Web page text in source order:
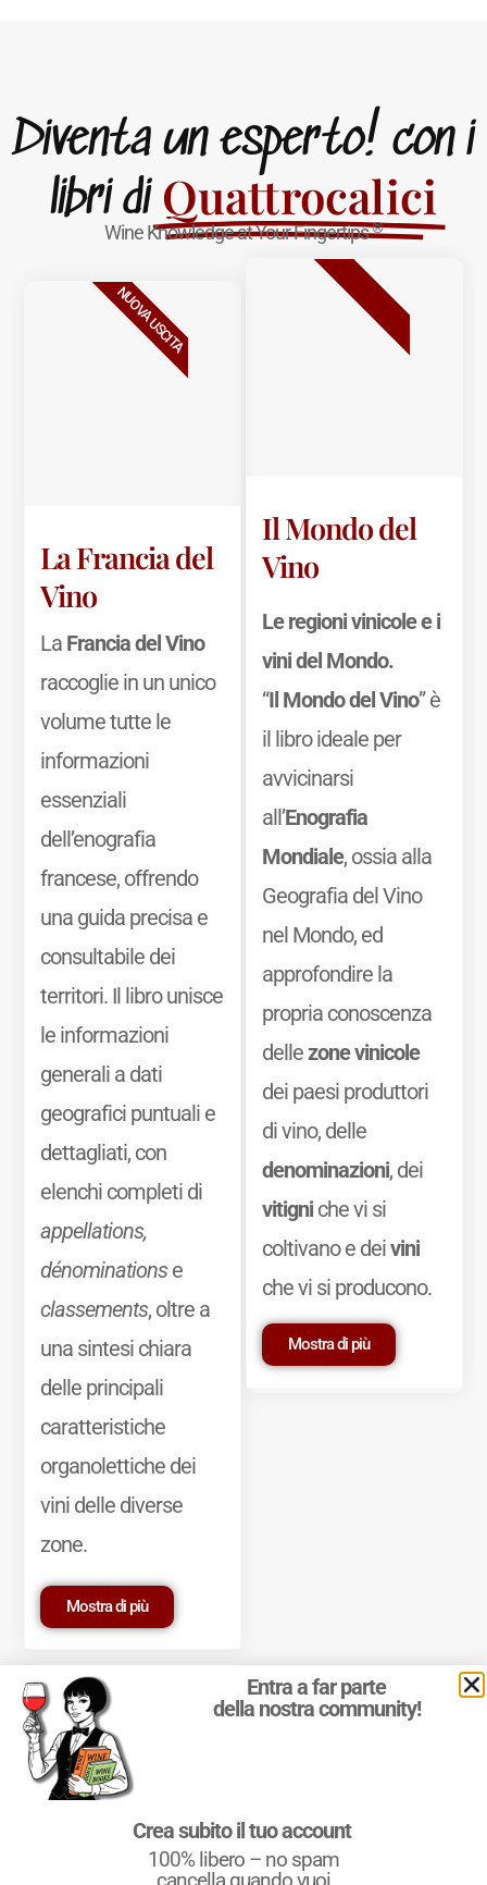
Diventa un esperto! con i
libri di Quattrocalici
Wine Knowledge at Your Fingertips®
La Francia del
Vino
La Francia del Vino
raccoglie in un unico
volume tutte le
informazioni
essenziali
dell’enografia
francese, offrendo
una guida precisa e
consultabile dei
territori. Il libro unisce
le informazioni
generali a dati
geografici puntuali e
dettagliati, con
elenchi completi di
appellations,
dénominationse
classements, oltre a
una sintesi chiara
delle principali
caratteristiche
organolettiche dei
vini delle diverse
zone.
Mostra di più
NUOVA USCITA
Il Mondo del
Vino
Le regioni vinicole e i
vini del Mondo.
“Il Mondo del Vino” è
il libro ideale per
avvicinarsi
all’Enografia
Mondiale, ossia alla
Geografia del Vino
nel Mondo, ed
approfondire la
propria conoscenza
dellezone vinicole
dei paesi produttori
di vino, delle
denominazioni, dei
vitigniche vi si
coltivano e deivini
che vi si producono.
Mostra di più
BESTSELLER
Marchio Reg. | P.IVA 03921390245
Condizioni d'uso|Privacy Policy|Cookie Policy
cookie
Entra a far parte
della nostra community!
Crea subito il tuo account
100% libero – no spam
cancella quando vuoi